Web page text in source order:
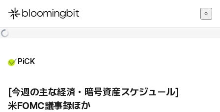
한국어
PiCK
[今週の主な経済・暗号資産スケジュール]
米FOMC議事録ほか